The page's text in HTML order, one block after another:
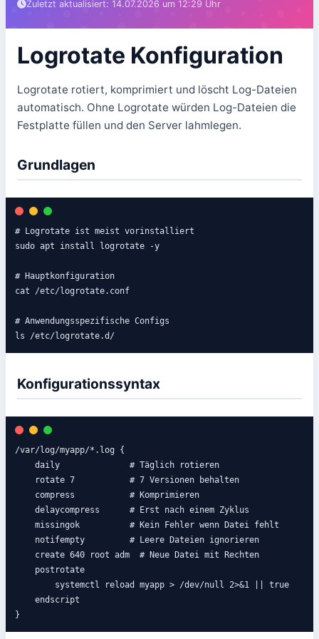
Zuletzt aktualisiert: 14.07.2026 um 12:29 Uhr
Logrotate Konfiguration
Logrotate rotiert, komprimiert und löscht Log-Dateien
automatisch. Ohne Logrotate würden Log-Dateien die
Festplatte füllen und den Server lahmlegen.
Grundlagen
# Logrotate ist meist vorinstalliert
sudo apt install logrotate -y
# Hauptkonfiguration
cat /etc/logrotate.conf
# Anwendungsspezifische Configs
ls /etc/logrotate.d/
Konfigurationssyntax
/var/log/myapp/*.log {
    daily              # Täglich rotieren
    rotate 7           # 7 Versionen behalten
    compress           # Komprimieren
    delaycompress      # Erst nach einem Zyklus
    missingok          # Kein Fehler wenn Datei fehlt
    notifempty         # Leere Dateien ignorieren
    create 640 root adm  # Neue Datei mit Rechten
    postrotate
        systemctl reload myapp > /dev/null 2>&1 || true
    endscript
}